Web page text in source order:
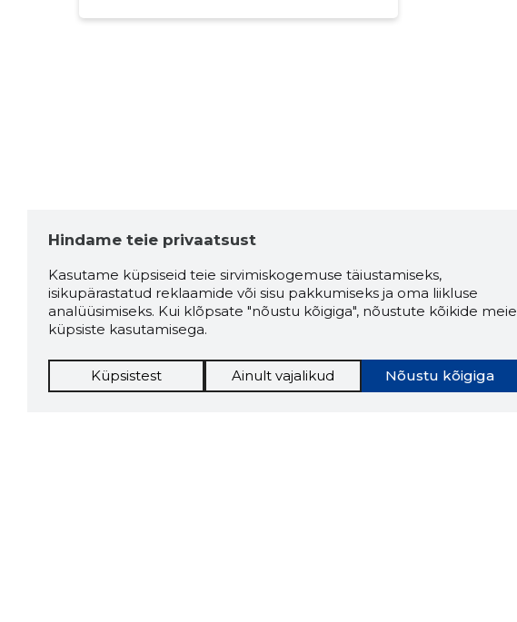
Hindame teie privaatsust
Kasutame küpsiseid teie sirvimiskogemuse täiustamiseks,
isikupärastatud reklaamide või sisu pakkumiseks ja oma liikluse
analüüsimiseks. Kui klõpsate "nõustu kõigiga", nõustute kõikide meie
küpsiste kasutamisega.
Nõustu kõigiga
Küpsistest Ainult vajalikud